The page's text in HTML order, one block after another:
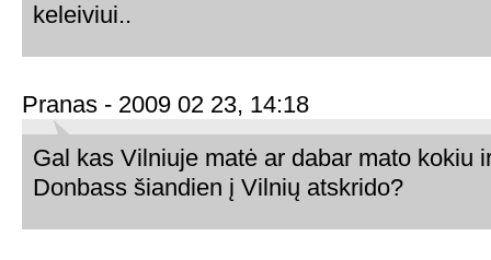
keleiviui..
Pranas - 2009 02 23, 14:18
Gal kas Vilniuje matė ar dabar mato kokiu
Donbass šiandien į Vilnių atskrido?